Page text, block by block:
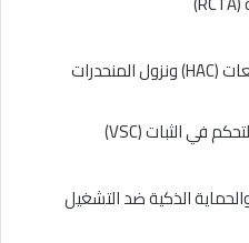
نظام المساعدة على صعود المرتفعات (HAC) ونزول المنحدرات
الذكية ضد التشغيل